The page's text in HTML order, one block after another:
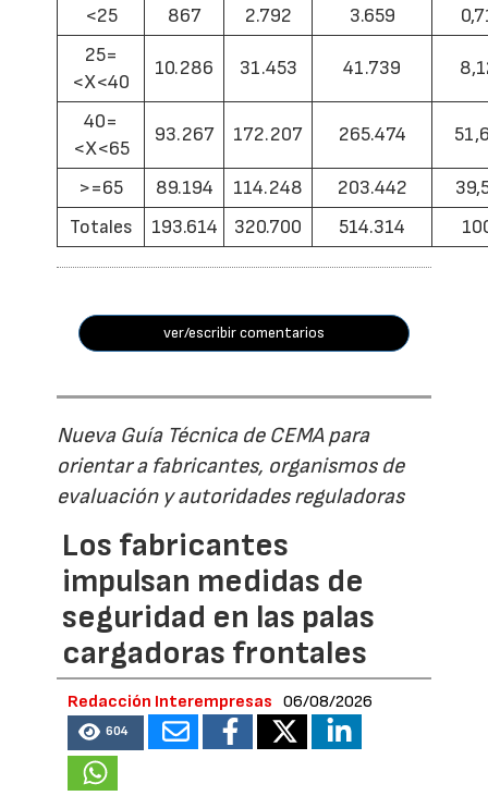
<25 867 2.792 3.659
25=
<X<40
10.286 31.453 41.739
40=
<X<65
93.267 172.207 265.474
>=65 89.194 114.248 203.442
Totales
193.614 320.700 514.314
ver/escribir comentarios
Nueva Guía Técnica de CEMA para
orientar a fabricantes, organismos de
evaluación y autoridades reguladoras
Los fabricantes
impulsan medidas de
seguridad en las palas
cargadoras frontales
Redacción Interempresas 06/08/2026
604